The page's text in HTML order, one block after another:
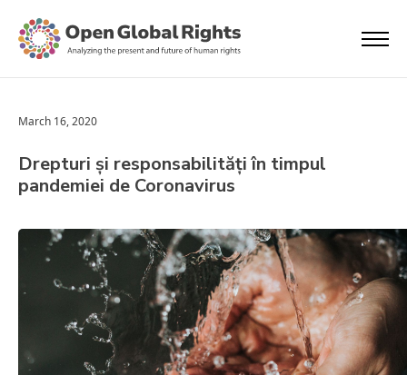
March 16, 2020
Drepturi și responsabilități în timpul
pandemiei de Coronavirus